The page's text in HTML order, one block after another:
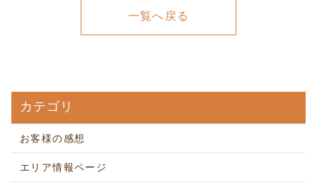
一覧へ戻る
カテゴリ
お客様の感想
エリア情報ページ